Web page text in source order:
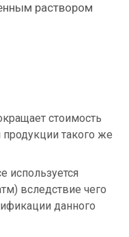
раствором
стоимость
такого же
используется
вследствие чего
данного